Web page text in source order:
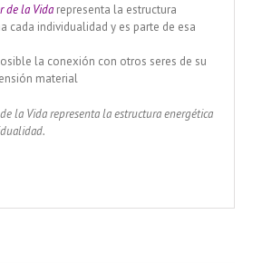
de la Vidarepresenta la estructura
cada individualidad y es parte de esa
la conexión con otros seres de su
material
la Vida representa la estructura energética